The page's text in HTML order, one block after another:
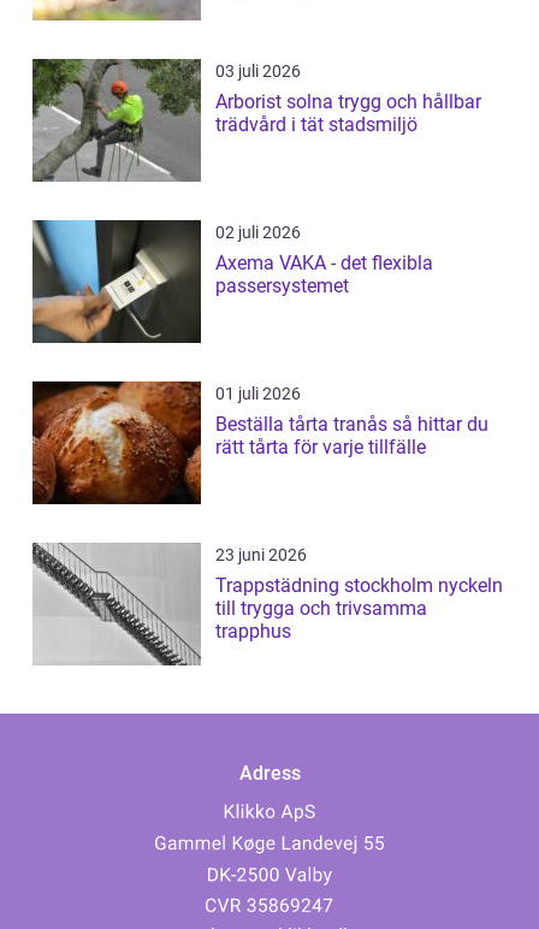
03 juli 2026
Arborist solna trygg och hållbar
trädvård i tät stadsmiljö
02 juli 2026
Axema VAKA - det flexibla
passersystemet
01 juli 2026
Beställa tårta tranås så hittar du
rätt tårta för varje tillfälle
23 juni 2026
Trappstädning stockholm nyckeln
till trygga och trivsamma
trapphus
Adress